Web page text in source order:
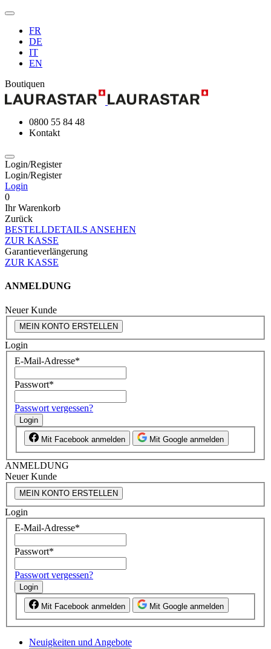
FR
DE
IT
EN
Boutiquen
0800 55 84 48
Kontakt
Login/Register
Login/Register
Login
0
Ihr Warenkorb
Zurück
BESTELLDETAILS ANSEHEN
ZUR KASSE
Garantieverlängerung
ZUR KASSE
ANMELDUNG
Neuer Kunde
MEIN KONTO ERSTELLEN
Login
E-Mail-Adresse*
Passwort*
Passwort vergessen?
Login
Mit Facebook anmelden Mit Google anmelden
ANMELDUNG
Neuer Kunde
MEIN KONTO ERSTELLEN
Login
E-Mail-Adresse*
Passwort*
Passwort vergessen?
Login
Mit Facebook anmelden Mit Google anmelden
Neuigkeiten und Angebote